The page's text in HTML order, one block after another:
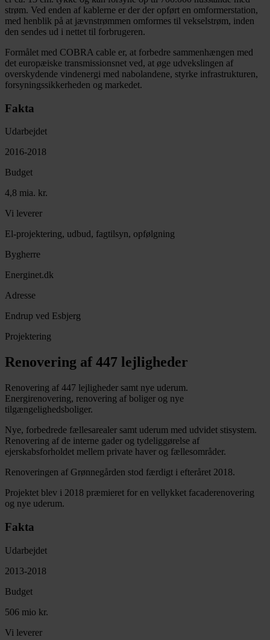
strøm. Ved enden af kablerne er der der opført en omformerstation,
med henblik på at jævnstrømmen omformes til vekselstrøm, inden
den sendes ud i nettet til forbrugeren.
Formålet med COBRA cable er, at forbedre sammenhængen med
det europæiske transmissionsnet ved, at øge udvekslingen af
overskydende vindenergi med nabolandene, styrke infrastrukturen,
forsyningssikkerheden og markedet.
Fakta
Udarbejdet
2016-2018
Budget
4,8 mia. kr.
Vi leverer
El-projektering, udbud, fagtilsyn, opfølgning
Bygherre
Energinet.dk
Adresse
Endrup ved Esbjerg
Projektering
Renovering af 447 lejligheder
Renovering af 447 lejligheder samt nye uderum.
Energirenovering, renovering af boliger og nye
tilgængelighedsboliger.
Nye, forbedrede fællesarealer samt uderum med udvidet stisystem.
Renovering af de interne gader og tydeliggørelse af
ejerskabsforholdet mellem private haver og fællesområder.
Renoveringen af Grønnegården stod færdigt i efteråret 2018.
Projektet blev i 2018 præmieret for en vellykket facaderenovering
og nye uderum.
Fakta
Udarbejdet
2013-2018
Budget
506 mio kr.
Vi leverer